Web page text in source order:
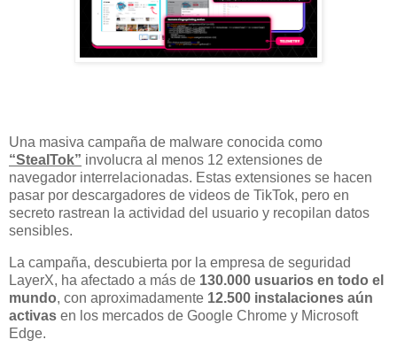
Una masiva campaña de malware conocida como
“StealTok” involucra al menos 12 extensiones de
navegador interrelacionadas. Estas extensiones se hacen
pasar por descargadores de videos de TikTok, pero en
secreto rastrean la actividad del usuario y recopilan datos
sensibles.
La campaña, descubierta por la empresa de seguridad
LayerX, ha afectado a más de 130.000 usuarios en todo el
mundo, con aproximadamente 12.500 instalaciones aún
activas en los mercados de Google Chrome y Microsoft
Edge.